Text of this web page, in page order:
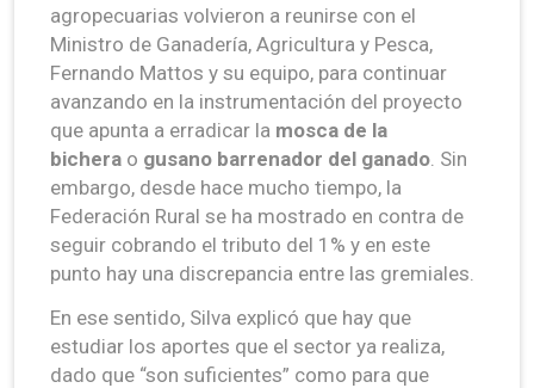
agropecuarias volvieron a reunirse con el
Ministro de Ganadería, Agricultura y Pesca,
Fernando Mattos y su equipo, para continuar
avanzando en la instrumentación del proyecto
que apunta a erradicar la mosca de la
bichera o gusano barrenador del ganado . Sin
embargo, desde hace mucho tiempo, la
Federación Rural se ha mostrado en contra de
seguir cobrando el tributo del 1% y en este
punto hay una discrepancia entre las gremiales.
En ese sentido, Silva explicó que hay que
estudiar los aportes que el sector ya realiza,
dado que “son suficientes” como para que